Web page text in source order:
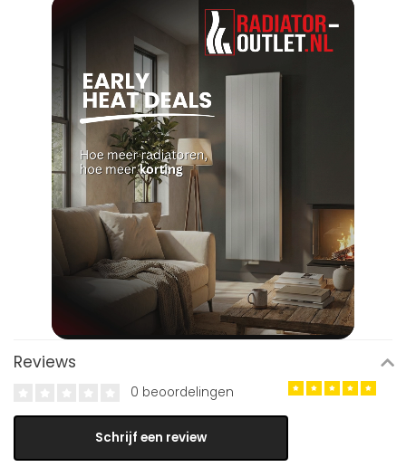
Reviews
0 beoordelingen
Schrijf een review